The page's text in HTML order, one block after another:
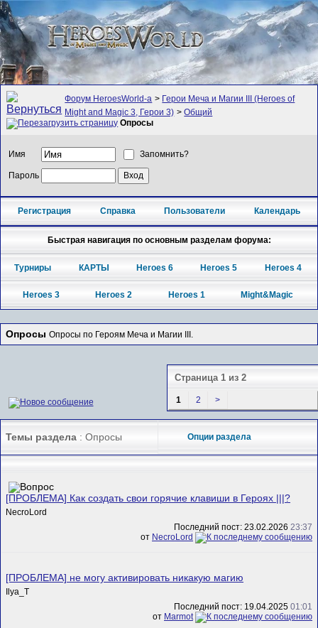
Форум HeroesWorld-а > Герои Меча и Магии III (Heroes of
Might and Magic 3, Герои 3) >Общий
Опросы
Имя Запомнить?
Пароль
Регистрация Справка Пользователи Календарь
Быстрая навигация по основным разделам форума:
Турниры КАРТЫ Heroes 6 Heroes 5 Heroes 4
Heroes 3 Heroes 2 Heroes 1 Might&Magic
Опросы Опросы по Героям Меча и Магии III.
Страница 1 из 2
1 2 >
Темы раздела : Опросы Опции раздела
[ПРОБЛЕМА] Как создать свои горячие клавиши в Героях |||?
NecroLord
Последний пост: 23.02.2026 23:37
от NecroLord
[ПРОБЛЕМА] не могу активировать никакую магию
Ilya_T
Последний пост: 19.04.2025 01:01
от Marmot